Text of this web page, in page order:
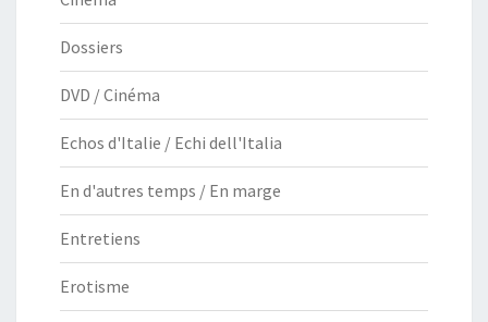
Dossiers
DVD / Cinéma
Echos d'Italie / Echi dell'Italia
En d'autres temps / En marge
Entretiens
Erotisme